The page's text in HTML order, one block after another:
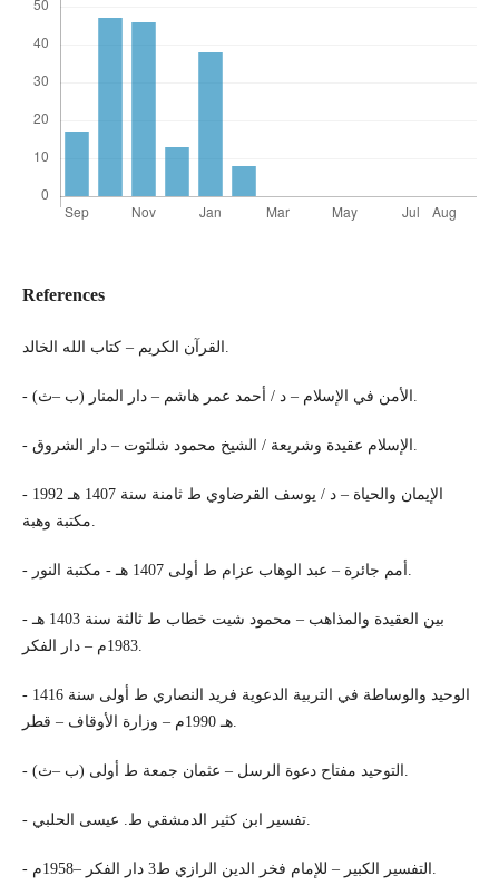
References
القرآن الكريم – كتاب الله الخالد.
- الأمن في الإسلام – د / أحمد عمر هاشم – دار المنار (ب –ث).
- الإسلام عقيدة وشريعة / الشيخ محمود شلتوت – دار الشروق.
- الإيمان والحياة – د / يوسف القرضاوي ط ثامنة سنة 1407 هـ 1992
مكتبة وهبة.
- أمم جائرة – عبد الوهاب عزام ط أولى 1407 هـ - مكتبة النور.
- بين العقيدة والمذاهب – محمود شيت خطاب ط ثالثة سنة 1403 هـ
1983م – دار الفكر.
- الوحيد والوساطة في التربية الدعوية فريد النصاري ط أولى سنة 1416
هـ 1990م – وزارة الأوقاف – قطر.
- التوحيد مفتاح دعوة الرسل – عثمان جمعة ط أولى (ب –ث).
- تفسير ابن كثير الدمشقي ط. عيسى الحلبي.
- التفسير الكبير – للإمام فخر الدين الرازي ط3 دار الفكر –1958م.